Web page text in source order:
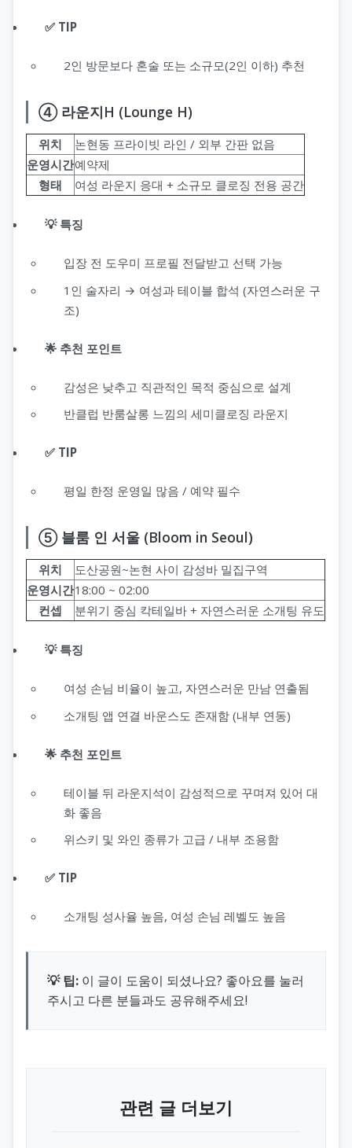
✅ TIP
2인 방문보다 혼술 또는 소규모(2인 이하) 추천
④ 라운지H (Lounge H)
위치
논현동 프라이빗 라인 / 외부 간판 없음
운영시간예약제
형태
여성 라운지 응대 + 소규모 클로징 전용 공간
💡 특징
입장 전 도우미 프로필 전달받고 선택 가능
1인 술자리 → 여성과 테이블 합석 (자연스러운 구
조)
🌟 추천 포인트
감성은 낮추고 직관적인 목적 중심으로 설계
반클럽 반룸살롱 느낌의 세미클로징 라운지
✅ TIP
평일 한정 운영일 많음 / 예약 필수
⑤ 블룸 인 서울 (Bloom in Seoul)
위치
도산공원~논현 사이 감성바 밀집구역
운영시간18:00 ~ 02:00
컨셉
분위기 중심 칵테일바 + 자연스러운 소개팅 유도
💡 특징
여성 손님 비율이 높고, 자연스러운 만남 연출됨
소개팅 앱 연결 바운스도 존재함 (내부 연동)
🌟 추천 포인트
테이블 뒤 라운지석이 감성적으로 꾸며져 있어 대
화 좋음
위스키 및 와인 종류가 고급 / 내부 조용함
✅ TIP
소개팅 성사율 높음, 여성 손님 레벨도 높음
💡 팁: 이 글이 도움이 되셨나요? 좋아요를 눌러
주시고 다른 분들과도 공유해주세요!
관련 글 더보기